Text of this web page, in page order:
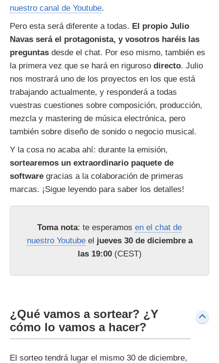
nuestro canal de Youtube.
Pero esta será diferente a todas. El propio Julio
Navas será el protagonista, y vosotros haréis las
preguntas desde el chat. Por eso mismo, también es
la primera vez que se hará en riguroso directo. Julio
nos mostrará uno de los proyectos en los que está
trabajando actualmente, y responderá a todas
vuestras cuestiones sobre composición, producción,
mezcla y mastering de música electrónica, pero
también sobre diseño de sonido o negocio musical.
Y la cosa no acaba ahí: durante la emisión,
sortearemos un extraordinario paquete de
software gracias a la colaboración de primeras
marcas. ¡Sigue leyendo para saber los detalles!
Toma nota: te esperamos en el chat de
nuestro Youtubeel jueves 30 de diciembre a
las 19:00(CEST)
¿Qué vamos a sortear? ¿Y
cómo lo vamos a hacer?
El sorteo tendrá lugar el mismo 30 de diciembre,